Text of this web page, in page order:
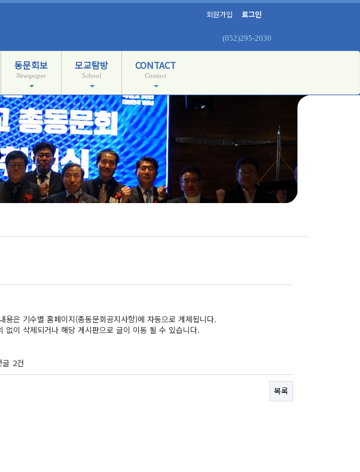
회원가입 로그인
(052)295-2030
동문회보
Newspaper
모교탐방
School
CONTACT
Contact
내용은 기수별 홈페이지(총동문회공지사항)에 자동으로 게제됩니다.
이 삭제되거나 해당 게시판으로 글이 이동 될 수 있습니다.
글 2건
목록